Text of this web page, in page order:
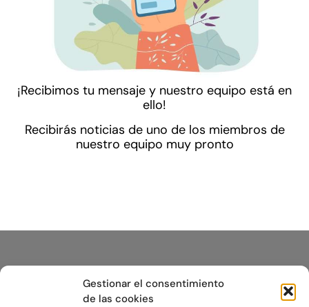
Gestionar el consentimiento
de las cookies
¡Recibimos tu mensaje y nuestro equipo está en
ello!
Recibirás noticias de uno de los miembros de
nuestro equipo muy pronto